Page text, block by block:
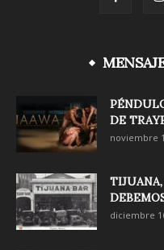
DE
noviembre
diciembre